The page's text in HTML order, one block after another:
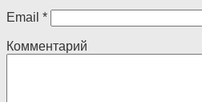
Email *
Комментарий